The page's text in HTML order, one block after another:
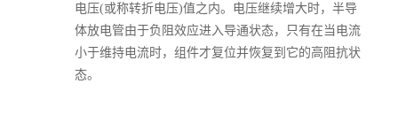
电压(或称转折电压)值之内。电压继续增大时，半导
体放电管由于负阻效应进入导通状态，只有在当电流
小于维持电流时，组件才复位并恢复到它的高阻抗状
态。